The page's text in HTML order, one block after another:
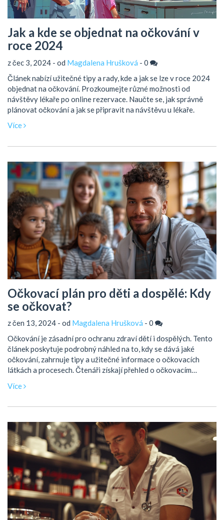
Jak a kde se objednat na očkování v
roce 2024
z čec 3, 2024 - od Magdalena Hrušková - 0
Článek nabízí užitečné tipy a rady, kde a jak se lze v roce 2024
objednat na očkování. Prozkoumejte různé možnosti od
návštěvy lékaře po online rezervace. Naučte se, jak správně
plánovat očkování a jak se připravit na návštěvu u lékaře.
Více
Očkovací plán pro děti a dospělé: Kdy
se očkovat?
z čen 13, 2024 - od Magdalena Hrušková - 0
Očkování je zásadní pro ochranu zdraví dětí i dospělých. Tento
článek poskytuje podrobný náhled na to, kdy se dává jaké
očkování, zahrnuje tipy a užitečné informace o očkovacích
látkách a procesech. Čtenáři získají přehled o očkovacím
Více